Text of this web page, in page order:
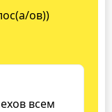
ов))
всем